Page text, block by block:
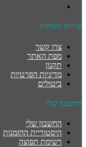
שירות לקוחות
צרו קשר
מפת האתר
תקנון
מדיניות הפרטיות
ביטולים
החשבון שלי
החשבון שלי
היסטוריית ההזמנות
רשימת תפוצה